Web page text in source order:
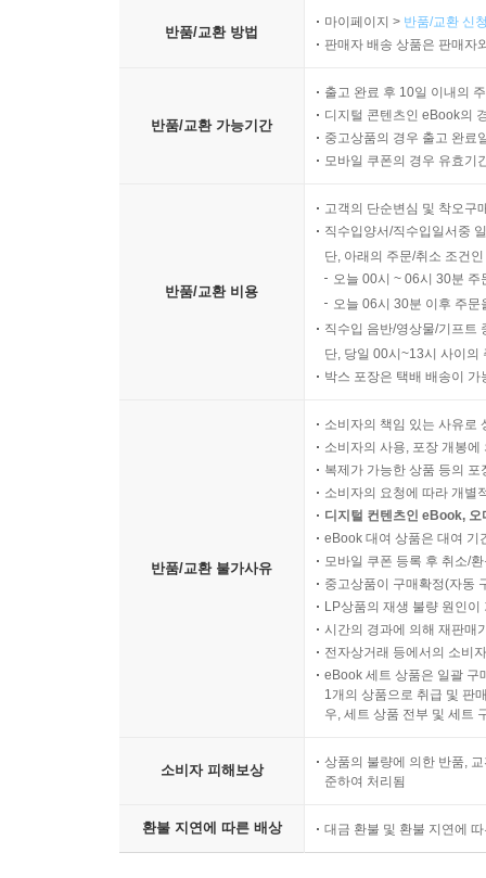
반품/교환 방법
마이페이지 > 반품/교환 신
판매자 배송 상품은 판매자
반품/교환 가능기간
출고 완료 후 10일 이내의
디지털 콘텐츠인 eBook의
중고상품의 경우 출고 완료
모바일 쿠폰의 경우 유효기
반품/교환 비용
고객의 단순변심 및 착오구
직수입양서/직수입일서중
단, 아래의 주문/취소 조건
오늘 00시 ~ 06시 30분
오늘 06시 30분 이후 주
직수입 음반/영상물/기프트
단, 당일 00시~13시 사이의
박스 포장은 택배 배송이
반품/교환 불가사유
소비자의 책임 있는 사유로
소비자의 사용, 포장 개봉
복제가 가능한 상품 등의
소비자의 요청에 따라 개별
디지털 컨텐츠인 eBook,
eBook 대여 상품은 대여 기
모바일 쿠폰 등록 후 취소/
중고상품이 구매확정(자동
LP상품의 재생 불량 원인
시간의 경과에 의해 재판매
전자상거래 등에서의 소비
eBook 세트 상품은 일괄 구
1개의 상품으로 취급 및 판
우, 세트 상품 전부 및 세트
소비자 피해보상
상품의 불량에 의한 반품,
준하여 처리됨
환불 지연에 따른 배상 대금 환불 및 환불 지연에